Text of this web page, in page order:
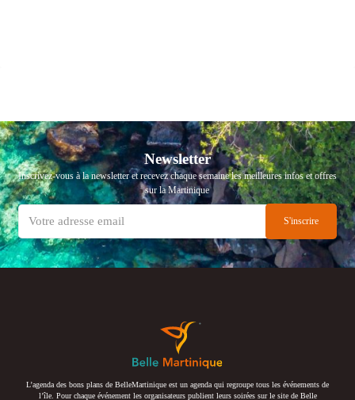
Newsletter
Inscrivez-vous à la newsletter et recevez chaque semaine les meilleures infos et offres
sur la Martinique
L’agenda des bons plans de BelleMartinique est un agenda qui regroupe tous les événements de
l’île. Pour chaque événement les organisateurs publient leurs soirées sur le site de Belle